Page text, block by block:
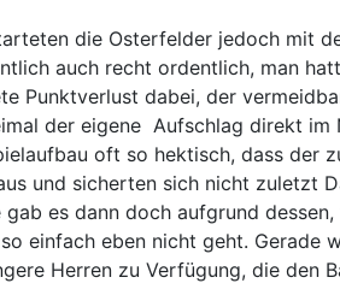
die Osterfelder jedoch mit
auch recht ordentlich, man
Punktverlust dabei, der
der eigene Aufschlag direkt im
oft so hektisch, dass der
und sicherten sich nicht zuletzt
gab es dann doch aufgrund
einfach eben nicht geht. Gerade
Herren zu Verfügung, die den